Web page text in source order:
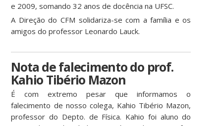
e 2009, somando 32 anos de docência na UFSC.
A Direção do CFM solidariza-se com a família e os
amigos do professor Leonardo Lauck.
Nota de falecimento do prof.
Kahio Tibério Mazon
É com extremo pesar que informamos o
falecimento de nosso colega, Kahio Tibério Mazon,
professor do Depto. de Física. Kahio foi aluno do